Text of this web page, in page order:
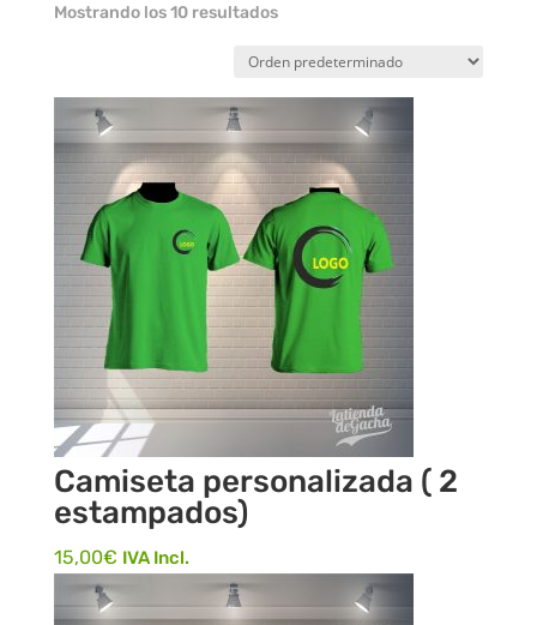
Mostrando los 10 resultados
Camiseta personalizada ( 2
estampados)
15,00€ IVA Incl.